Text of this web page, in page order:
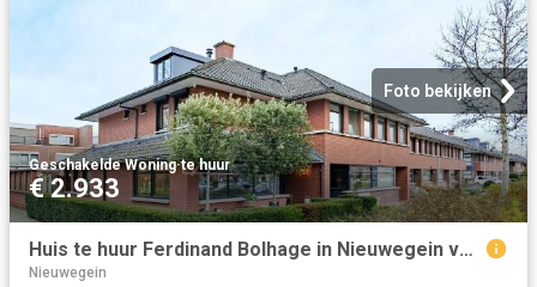
Foto bekijken
Geschakelde Woning·te huur
€ 2.933
Huis te huur Ferdinand Bolhage in Nieuwegein voor € 2.933
Nieuwegein